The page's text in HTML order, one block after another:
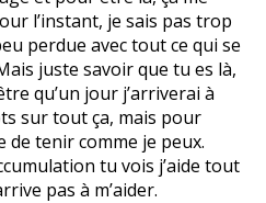
l’instant, je sais pas trop
perdue avec tout ce qui se
juste savoir que tu es là,
qu’un jour j’arriverai à
sur tout ça, mais pour
de tenir comme je peux.
tu vois j’aide tout
pas à m’aider.